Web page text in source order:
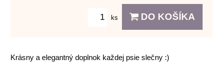
ks DO KOŠÍKA
Krásny a elegantný doplnok každej psie slečny :)